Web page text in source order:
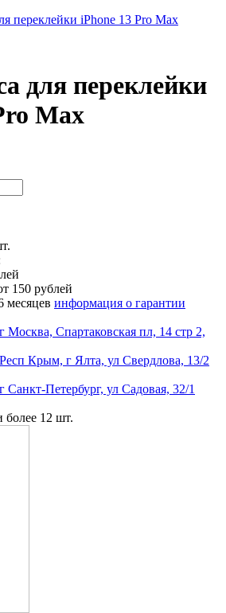
для переклейки
Max
150 рублей
месяцев информация о гарантии
г Москва, Спартаковская пл, 14 стр 2,
Респ Крым, г Ялта, ул Свердлова, 13/2
г Санкт-Петербург, ул Садовая, 32/1
более 12 шт.